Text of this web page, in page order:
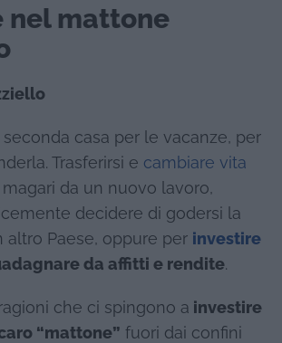
nel mattone
casa per le vacanze, per
Trasferirsi e cambiare vita
da un nuovo lavoro,
decidere di godersi la
altro Paese, oppure per investire
da affitti e rendite.
che ci spingono a investire
“mattone” fuori dai confini